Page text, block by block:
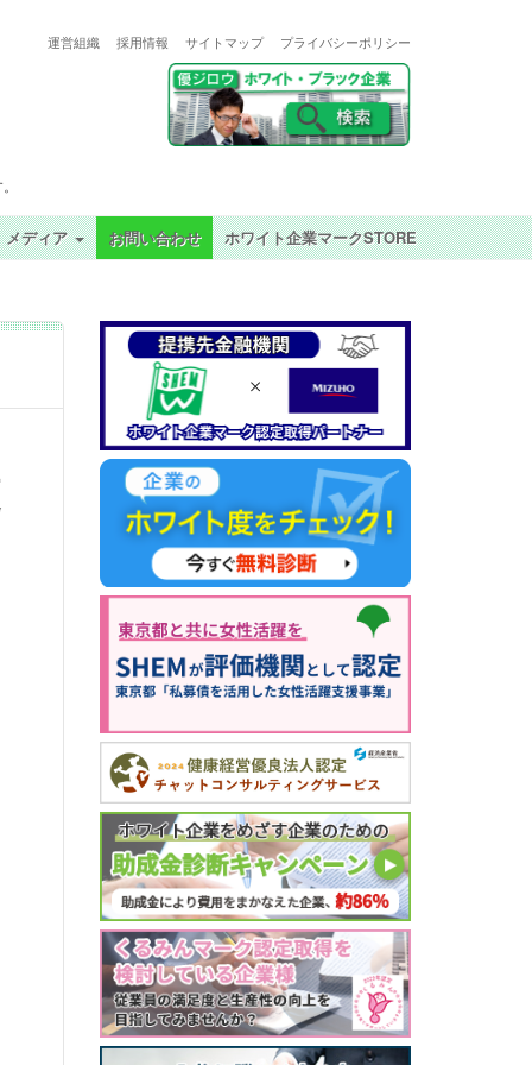
運営組織 採用情報 サイトマップ プライバシーポリシー
メディア お問い合わせ ホワイト企業マークSTORE